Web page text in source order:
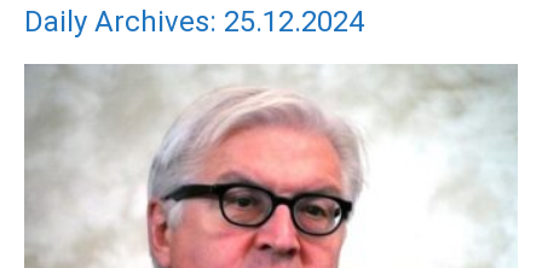
Daily Archives: 25.12.2024